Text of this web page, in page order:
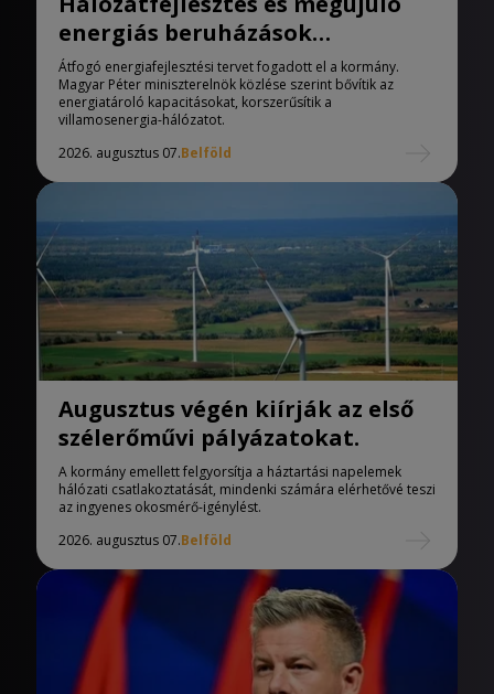
energiás beruházások
indulhatnak
Átfogó energiafejlesztési tervet fogadott el a kormány.
Magyar Péter miniszterelnök közlése szerint bővítik az
energiatároló kapacitásokat, korszerűsítik a
villamosenergia-hálózatot.
2026. augusztus 07.Belföld
Augusztus végén kiírják az első
szélerőművi pályázatokat.
A kormány emellett felgyorsítja a háztartási napelemek
hálózati csatlakoztatását, mindenki számára elérhetővé teszi
az ingyenes okosmérő-igénylést.
2026. augusztus 07.Belföld